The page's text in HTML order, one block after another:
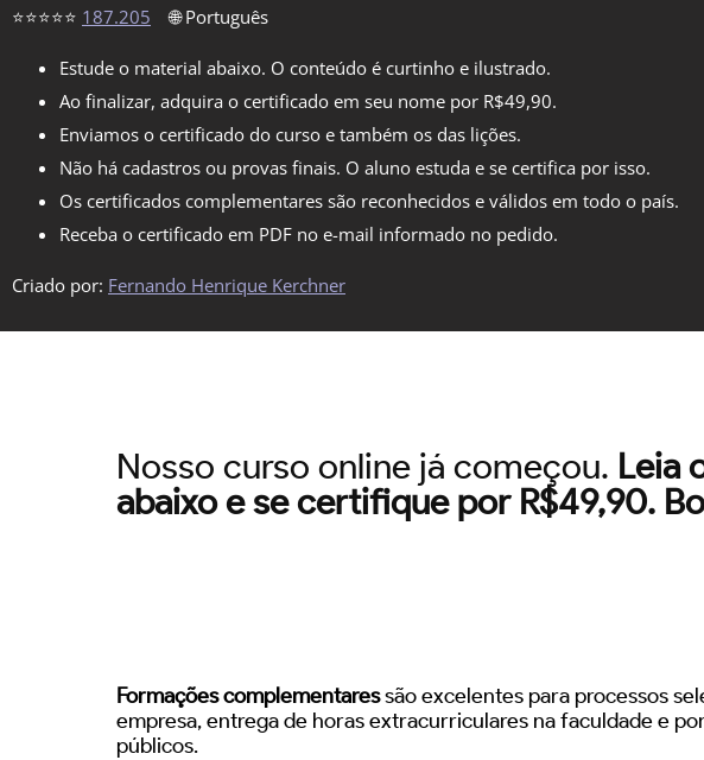
⭐⭐⭐⭐⭐ 187.205 🌐 Português
Estude o material abaixo. O conteúdo é curtinho e ilustrado.
Ao finalizar, adquira o certificado em seu nome por R$49,90.
Enviamos o certificado do curso e também os das lições.
Não há cadastros ou provas finais. O aluno estuda e se certifica por isso.
Os certificados complementares são reconhecidos e válidos em todo o país.
Receba o certificado em PDF no e-mail informado no pedido.
Criado por: Fernando Henrique Kerchner
Nosso curso online já começou. Leia
abaixo e se certifique por R$49,90.
Formações complementaressão excelentes para processos
empresa, entrega de horas extracurriculares na faculdade e
públicos.